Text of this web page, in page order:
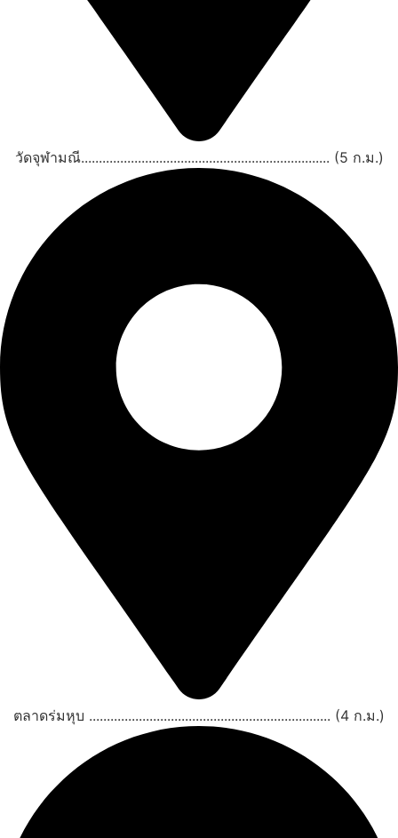
วัดจุฬามณี...................................................................... (5 ก.ม.)
ตลาดร่มหุบ .................................................................... (4 ก.ม.)